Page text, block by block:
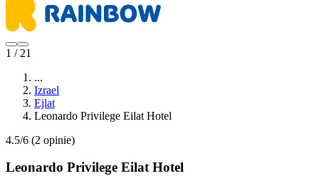
1 / 21
...
Izrael
Ejlat
Leonardo Privilege Eilat Hotel
4.5/6 (2 opinie)
Leonardo Privilege Eilat Hotel